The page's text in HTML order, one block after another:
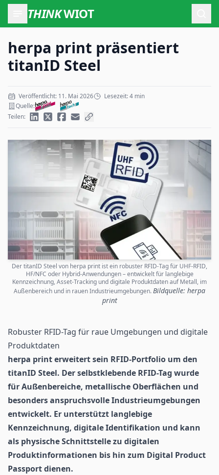
THINKWIOT
herpa print präsentiert
titanID Steel
Veröffentlicht: 11. Mai 2026
Lesezeit: 4 min
Quelle:
Teilen:
Der titanID Steel von herpa print ist ein robuster RFID-Tag für UHF-RFID,
HF/NFC oder Hybrid-Anwendungen – entwickelt für langlebige
Kennzeichnung, Asset-Tracking und digitale Produktdaten auf Metall, im
Außenbereich und in rauen Industrieumgebungen.Bildquelle: herpa
print
Robuster RFID-Tag für raue Umgebungen und digitale
Produktdaten
herpa print erweitert sein RFID-Portfolio um den
titanID Steel. Der selbstklebende RFID-Tag wurde
für Außenbereiche, metallische Oberflächen und
besonders anspruchsvolle Industrieumgebungen
entwickelt. Er unterstützt langlebige
Kennzeichnung, digitale Identifikation und kann
als physische Schnittstelle zu digitalen
Produktinformationen bis hin zum Digital Product
Passportdienen.